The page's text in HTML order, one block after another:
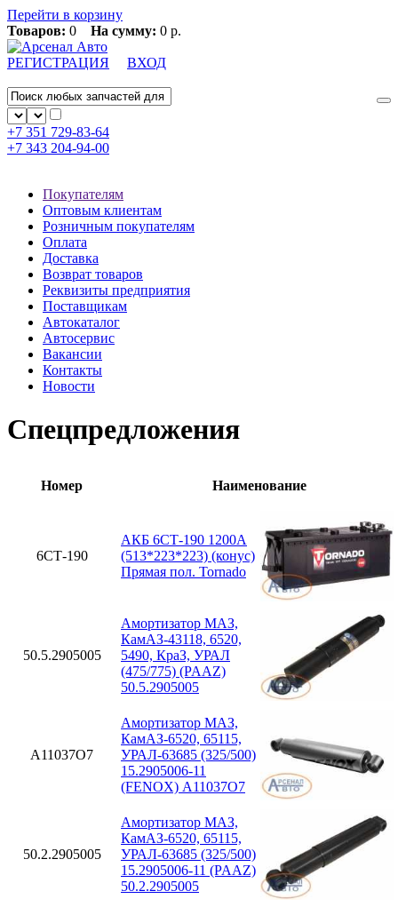
Перейти в корзину
Товаров: 0 На сумму: 0 р.
РЕГИСТРАЦИЯ ВХОД
+7 351 729-83-64
+7 343 204-94-00
Покупателям
Оптовым клиентам
Розничным покупателям
Оплата
Доставка
Возврат товаров
Реквизиты предприятия
Поставщикам
Автокаталог
Автосервис
Вакансии
Контакты
Новости
Спецпредложения
Номер Наименование
6СТ-190
АКБ 6СТ-190 1200А
(513*223*223) (конус)
Прямая пол. Tornado
50.5.2905005
Амортизатор МАЗ,
КамАЗ-43118, 6520,
5490, КраЗ, УРАЛ
(475/775) (PAAZ)
50.5.2905005
A11037O7
Амортизатор МАЗ,
КамАЗ-6520, 65115,
УРАЛ-63685 (325/500)
15.2905006-11
(FENOX) A11037O7
50.2.2905005
Амортизатор МАЗ,
КамАЗ-6520, 65115,
УРАЛ-63685 (325/500)
15.2905006-11 (PAAZ)
50.2.2905005